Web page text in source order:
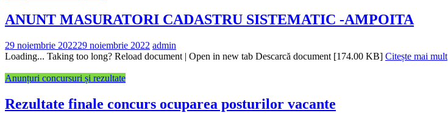
ANUNT MASURATORI CADASTRU SISTEMATIC -AMPOITA
29 noiembrie 202229 noiembrie 2022 admin
Loading... Taking too long? Reload document | Open in new tab Descarcă document [174.00 KB] Citește mai mult
Anunțuri concursuri și rezultate
Rezultate finale concurs ocuparea posturilor vacante